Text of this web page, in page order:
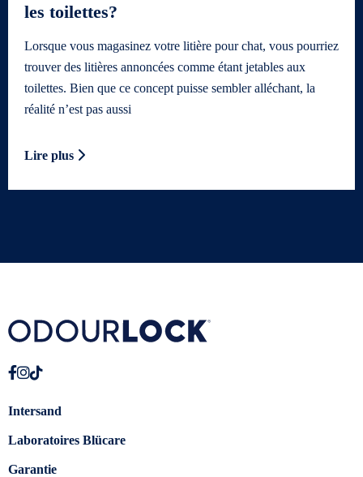
les toilettes?
Lorsque vous magasinez votre litière pour chat, vous pourriez
trouver des litières annoncées comme étant jetables aux
toilettes. Bien que ce concept puisse sembler alléchant, la
réalité n’est pas aussi
Lire plus
Intersand
Laboratoires Blücare
Garantie